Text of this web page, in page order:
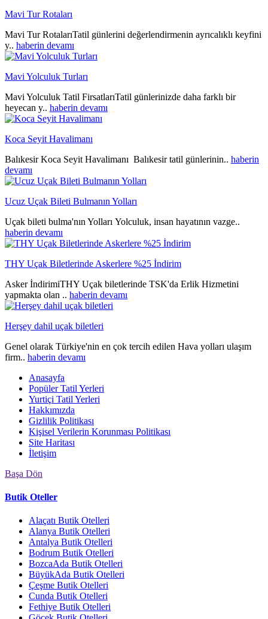
Mavi Tur Rotaları
Mavi Tur RotalarıTatil günlerini değerlendirmenin ayrıcalıklı keyfini
y.. haberin devamı
Mavi Yolculuk Turları
Mavi Yolculuk Tatil FirsatlarıTatil günlerinizde daha farklı bir
heyecan y.. haberin devamı
Koca Seyit Havalimanı
Balıkesir Koca Seyit Havalimanı Balıkesir tatil günlerinin.. haberin
devamı
Ucuz Uçak Bileti Bulmanın Yolları
Uçak bileti bulma'nın Yolları Yolculuk, insan hayatının vazge..
haberin devamı
THY Uçak Biletlerinde Askerlere %25 İndirim
Asker İndirimiTHY Uçak biletlerinde TSK'da Erlik Hizmetini
yapmakta olan .. haberin devamı
Herşey dahil uçak biletleri
Genel olarak Türkiye'nin en çok tercih edilen Hava yolları ulaşım
firm.. haberin devamı
Anasayfa
Popüler Tatil Yerleri
Yurtiçi Tatil Yerleri
Hakkımızda
Gizlilik Politikası
Kişisel Verilerin Korunması Politikası
Site Haritası
İletişim
Başa Dön
Butik Oteller
Alaçatı Butik Otelleri
Alanya Butik Otelleri
Antalya Butik Otelleri
Bodrum Butik Otelleri
BozcaAda Butik Otelleri
BüyükAda Butik Otelleri
Çeşme Butik Otelleri
Cunda Butik Otelleri
Fethiye Butik Otelleri